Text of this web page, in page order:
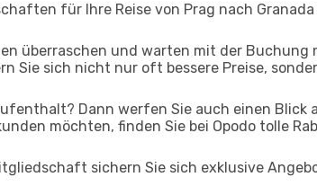
für Ihre Reise von Prag nach
überraschen und warten mit der Buchung
Sie sich nicht nur oft bessere Preise,
Dann werfen Sie auch einen Blick
möchten, finden Sie bei Opodo tolle
sichern Sie sich exklusive